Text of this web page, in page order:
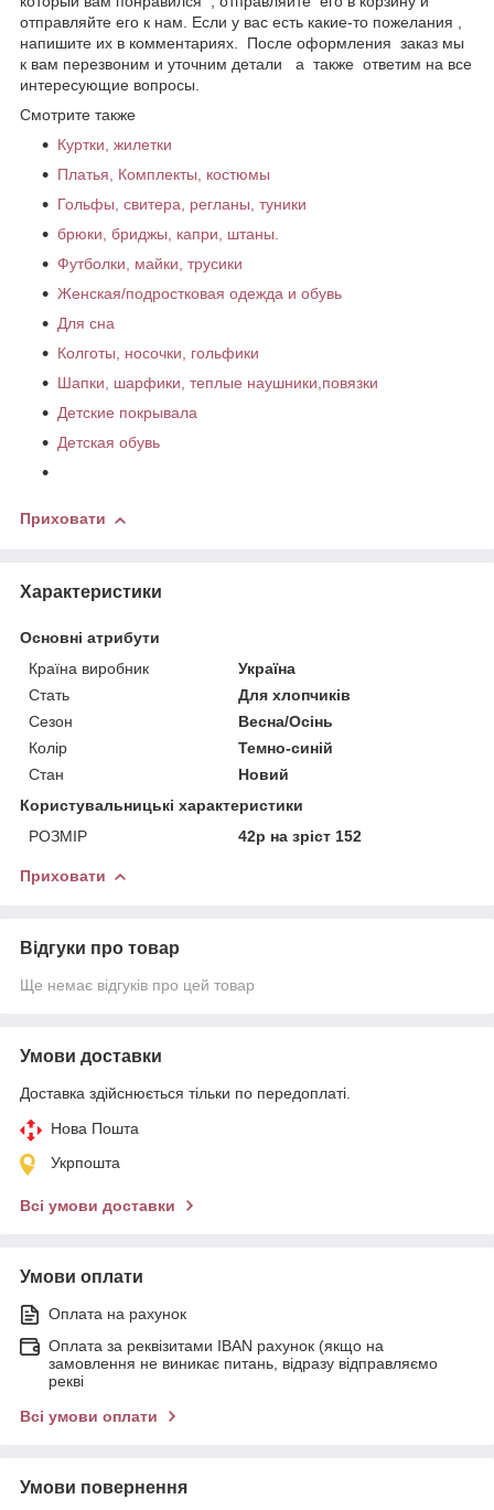
отправляйте его к нам. Если у вас есть какие-то пожелания ,
напишите их в комментариях. После оформления заказ мы
к вам перезвоним и уточним детали а также ответим на все
интересующие вопросы.
Смотрите также
Куртки, жилетки
Платья, Комплекты, костюмы
Гольфы, свитера, регланы, туники
брюки, бриджы, капри, штаны.
Футболки, майки, трусики
Женская/подростковая одежда и обувь
Для сна
Колготы, носочки, гольфики
Шапки, шарфики, теплые наушники,повязки
Детские покрывала
Детская обувь
Приховати
Характеристики
Основні атрибути
Країна виробник
Україна
Стать
Для хлопчиків
Сезон
Весна/Осінь
Колір
Темно-синій
Стан
Новий
Користувальницькі характеристики
РОЗМІР
42р на зріст 152
Приховати
Відгуки про товар
Ще немає відгуків про цей товар
Умови доставки
Доставка здійснюється тільки по передоплаті.
Нова Пошта
Укрпошта
Всі умови доставки
Умови оплати
Оплата на рахунок
Оплата за реквізитами IBAN рахунок (якщо на
замовлення не виникає питань, відразу відправляємо
рекві
Всі умови оплати
Умови повернення